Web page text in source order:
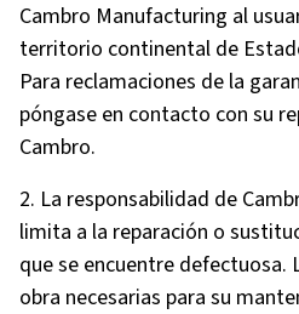
Cambro Manufacturing al
territorio continental de
Para reclamaciones de la
póngase en contacto con su
Cambro.
2. La responsabilidad de
limita a la reparación o
que se encuentre defectuosa.
obra necesarias para su